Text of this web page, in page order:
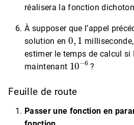
réalisera la fonction
À supposer que l’appel
solution en
0,1
estimer le temps de calcul
maintenant
10−6
?
Feuille de route
Passer une fonction en